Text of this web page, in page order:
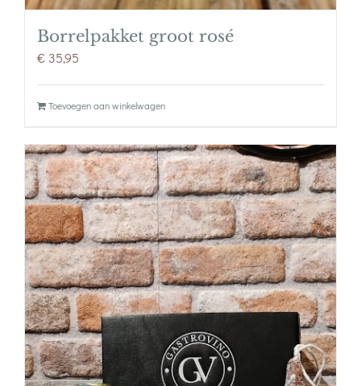
Borrelpakket groot rosé
€ 35,95
Toevoegen aan winkelwagen